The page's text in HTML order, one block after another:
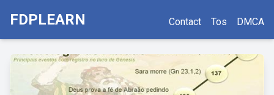
FDPLEARN Contact Tos DMCA